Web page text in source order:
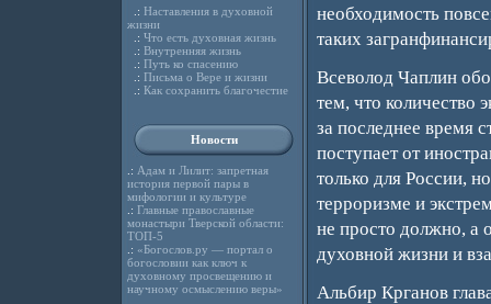
.: Наставления в духовной
жизни
.: Что есть духовная жизнь
.: Внутренняя жизнь
.: Путь ко спасению
.: Письма о Вере и жизни
.: Как сохранить благочестие
Новости
.: Адам и Лилит: запретная
история первой пары в
мифологии и культуре
.: Главные православные
монастыри Тверской области:
ТОП-5
.: «Богослов.ру — портал о
богословии как ключ к
духовному просвещению и
научному осмыслению веры»
необходимость
таких
Всеволод Чаплин
тем, что количество
за последнее время
поступает от
только для России,
терроризме и
не просто должно, а
духовной жизни и
Альбир Крганов